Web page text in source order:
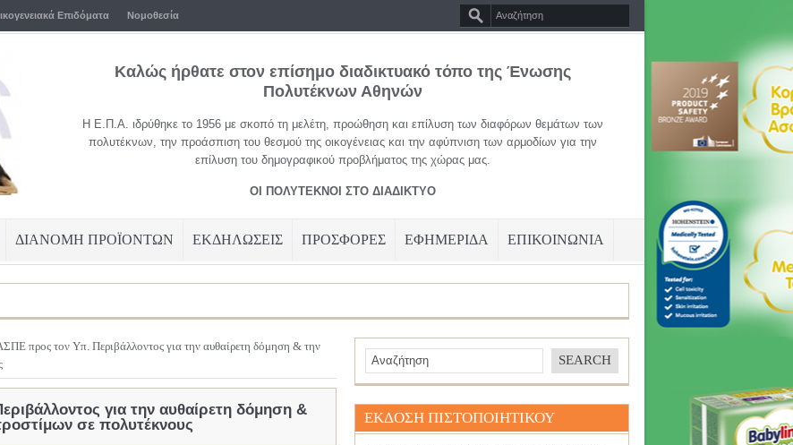
Επιδόματα Νομοθεσία
Καλώς ήρθατε στον επίσημο διαδικτυακό τόπο της Ένωσης
Πολυτέκνων Αθηνών
Η Ε.Π.Α. ιδρύθηκε το 1956 με σκοπό τη μελέτη, προώθηση και επίλυση των διαφόρων θεμάτων των
πολυτέκνων, την προάσπιση του θεσμού της οικογένειας και την αφύπνιση των αρμοδίων για την
επίλυση του δημογραφικού προβλήματος της χώρας μας.
ΟΙ ΠΟΛΥΤΕΚΝΟΙ ΣΤΟ ΔΙΑΔΙΚΤΥΟ
ΔΙΑΝΟΜΗ ΠΡΟΪΟΝΤΩΝ ΕΚΔΗΛΩΣΕΙΣ ΠΡΟΣΦΟΡΕΣ ΕΦΗΜΕΡΙΔΑ ΕΠΙΚΟΙΝΩΝΙΑ
προς τον Υπ. Περιβάλλοντος για την αυθαίρετη δόμηση & την
για την αυθαίρετη δόμηση &
σε πολυτέκνους
ΕΚΔΟΣΗ ΠΙΣΤΟΠΟΙΗΤΙΚΟΥ